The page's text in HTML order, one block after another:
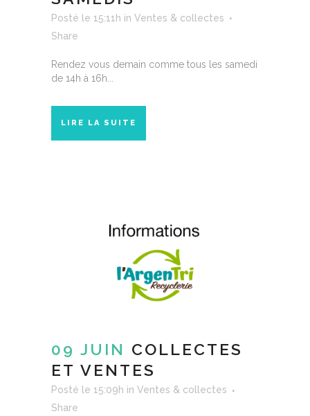
Posté le 15:11h in Ventes & collectes
Share
Rendez vous demain comme tous les samedi
de 14h à 16h...
LIRE LA SUITE
09 JUIN COLLECTES
ET VENTES
Posté le 15:09h in Ventes & collectes
Share